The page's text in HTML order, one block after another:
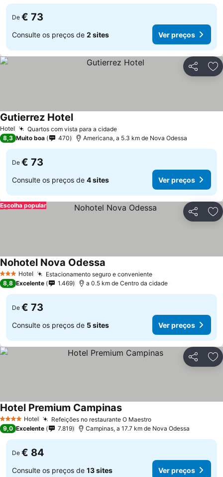
De € 73
Consulte os preços de 2 sites Ver preços
Partilhar
Hotel Quartos com vista para a cidadeVer preços
Gutierrez HotelVer preços
8,3 Muito boa 470 Americana, a 5.3 km de Nova Odessa
De € 73
Consulte os preços de 4 sites Ver preços
Partilhar
Escolha popular
3 EstrelasHotel Estacionamento seguro e convenienteVer preços
Nohotel Nova Odessa
8,8 Excelente 1.469 a 0.5 km de Centro da cidade
De € 73
Consulte os preços de 5 sites Ver preços
Partilhar
4 EstrelasHotel Refeições no restaurante O MaestroVer preços
Hotel Premium CampinasVer preços
9,0 Excelente 7.819 Campinas, a 17.7 km de Nova Odessa
De € 84
Consulte os preços de 13 sites Ver preços